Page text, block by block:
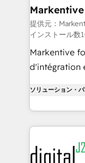
Personal
heavy lifting
system. + Get best practices and 'don't know what
you don't
conversions! OTF is an Elite Partner (top 1% of
Partner of the Year 💥 Trusted
to help them
using HubSpot (the
learn more!
提供元：
インストール数
Markentive
d'intégration
marketing
webdesign. Markentive is both a consulting firm, a
digital
experts in
CRM and
ソリューション・